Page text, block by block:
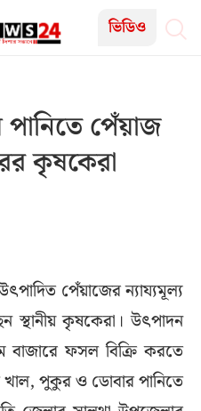
ভিডিও
পানিতে পেঁয়াজ
কৃষকেরা
পেঁয়াজের ন্যায্যমূল্য
স্থানীয় কৃষকেরা। উৎপাদন
ফসল বিক্রি করতে
পুকুর ও ডোবার পানিতে